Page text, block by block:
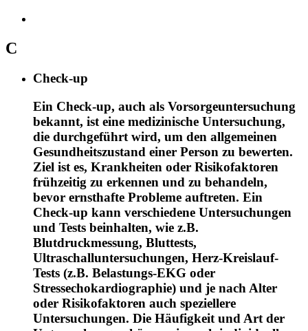
C
Check-up
Ein Check-up, auch als Vorsorgeuntersuchung
bekannt, ist eine medizinische Untersuchung,
die durchgeführt wird, um den allgemeinen
Gesundheitszustand einer Person zu bewerten.
Ziel ist es, Krankheiten oder Risikofaktoren
frühzeitig zu erkennen und zu behandeln,
bevor ernsthafte Probleme auftreten. Ein
Check-up kann verschiedene Untersuchungen
und Tests beinhalten, wie z.B.
Blutdruckmessung, Bluttests,
Ultraschalluntersuchungen, Herz-Kreislauf-
Tests (z.B. Belastungs-EKG oder
Stressechokardiographie) und je nach Alter
oder Risikofaktoren auch speziellere
Untersuchungen. Die Häufigkeit und Art der